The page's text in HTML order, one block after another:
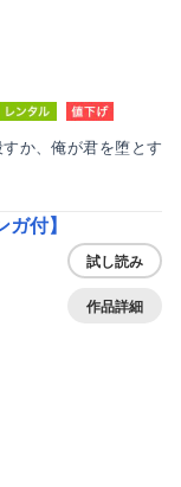
か、俺が君を堕とす
付】
試し読み
作品詳細